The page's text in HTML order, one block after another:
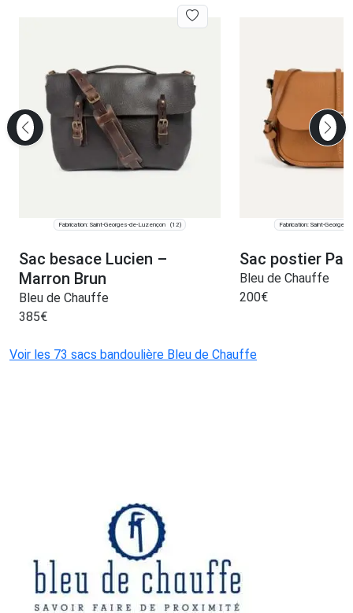
Fabrication: Saint-Georges-de-Luzençon (12)
Sac besace Lucien –
Marron Brun
Bleu de Chauffe
385€
Fabrication: Saint-
Sac postier
Bleu de Chauffe
200€
Voir les 73 sacs bandoulière Bleu de Chauffe